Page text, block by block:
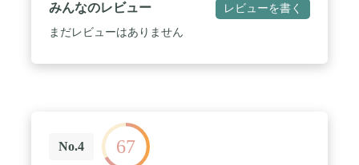
みんなのレビュー レビューを書く
まだレビューはありません
No.4 67